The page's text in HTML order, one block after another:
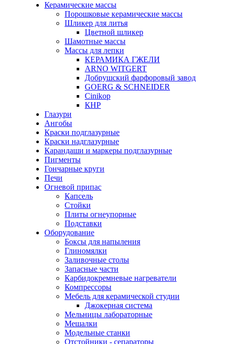
Керамические массы
Порошковые керамические массы
Шликер для литья
Цветной шликер
Шамотные массы
Массы для лепки
КЕРАМИКА ГЖЕЛИ
ARNO WITGERT
Добрушский фарфоровый завод
GOERG & SCHNEIDER
Cinikop
КНР
Глазури
Ангобы
Краски подглазурные
Краски надглазурные
Карандаши и маркеры подглазурные
Пигменты
Гончарные круги
Печи
Огневой припас
Капсель
Стойки
Плиты огнеупорные
Подставки
Оборудование
Боксы для напыления
Глиномялки
Заливочные столы
Запасные части
Карбидокремневые нагреватели
Компрессоры
Мебель для керамической студии
Джокерная система
Мельницы лабораторные
Мешалки
Модельные станки
Отстойники - сепараторы